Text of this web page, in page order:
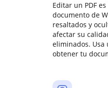
Editar un PDF
documento de
resaltados y
afectar su
eliminados. Usa
obtener tu